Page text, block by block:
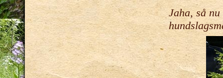
Jaha, så